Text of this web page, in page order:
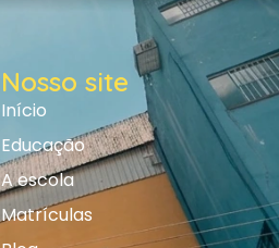
Nosso site
Início
Educação
A escola
Matrículas